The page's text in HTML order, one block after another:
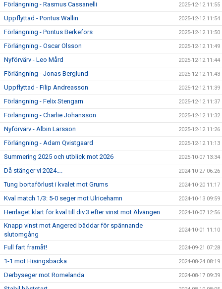
Förlängning - Rasmus Cassanelli 2025-12-12 11:55
Uppflyttad - Pontus Wallin 2025-12-12 11:54
Förlängning - Pontus Berkefors 2025-12-12 11:50
Förlängning - Oscar Olsson 2025-12-12 11:49
Nyförvärv - Leo Mård 2025-12-12 11:44
Förlängning - Jonas Berglund 2025-12-12 11:43
Uppflyttad - Filip Andreasson 2025-12-12 11:39
Förlängning - Felix Stengarn 2025-12-12 11:37
Förlängning - Charlie Johansson 2025-12-12 11:32
Nyförvärv - Albin Larsson 2025-12-12 11:26
Förlängning - Adam Qvistgaard 2025-12-12 11:13
Summering 2025 och utblick mot 2026 2025-10-07 13:34
Då stänger vi 2024…. 2024-10-27 06:26
Tung bortaförlust i kvalet mot Grums 2024-10-20 11:17
Kval match 1/3: 5-0 seger mot Ulricehamn 2024-10-13 09:59
Herrlaget klart för kval till div.3 efter vinst mot Älvängen 2024-10-07 12:56
Knapp vinst mot Angered bäddar för spännande
slutomgång
2024-10-01 11:10
Full fart framåt! 2024-09-21 07:28
1-1 mot Hisingsbacka 2024-08-24 08:19
Derbyseger mot Romelanda 2024-08-17 09:39